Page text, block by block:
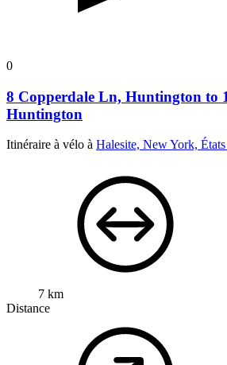
0
8 Copperdale Ln, Huntington to
Huntington
Itinéraire à vélo à Halesite, New York,
7 km
Distance